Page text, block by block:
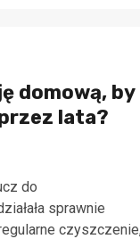
domową, by
lata?
do
sprawnie